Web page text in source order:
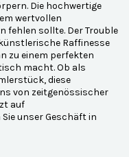
Die hochwertige
wertvollen
fehlen sollte. Der Trouble
Raffinesse
zu einem perfekten
macht. Ob als
diese
von zeitgenössischer
auf
unser Geschäft in